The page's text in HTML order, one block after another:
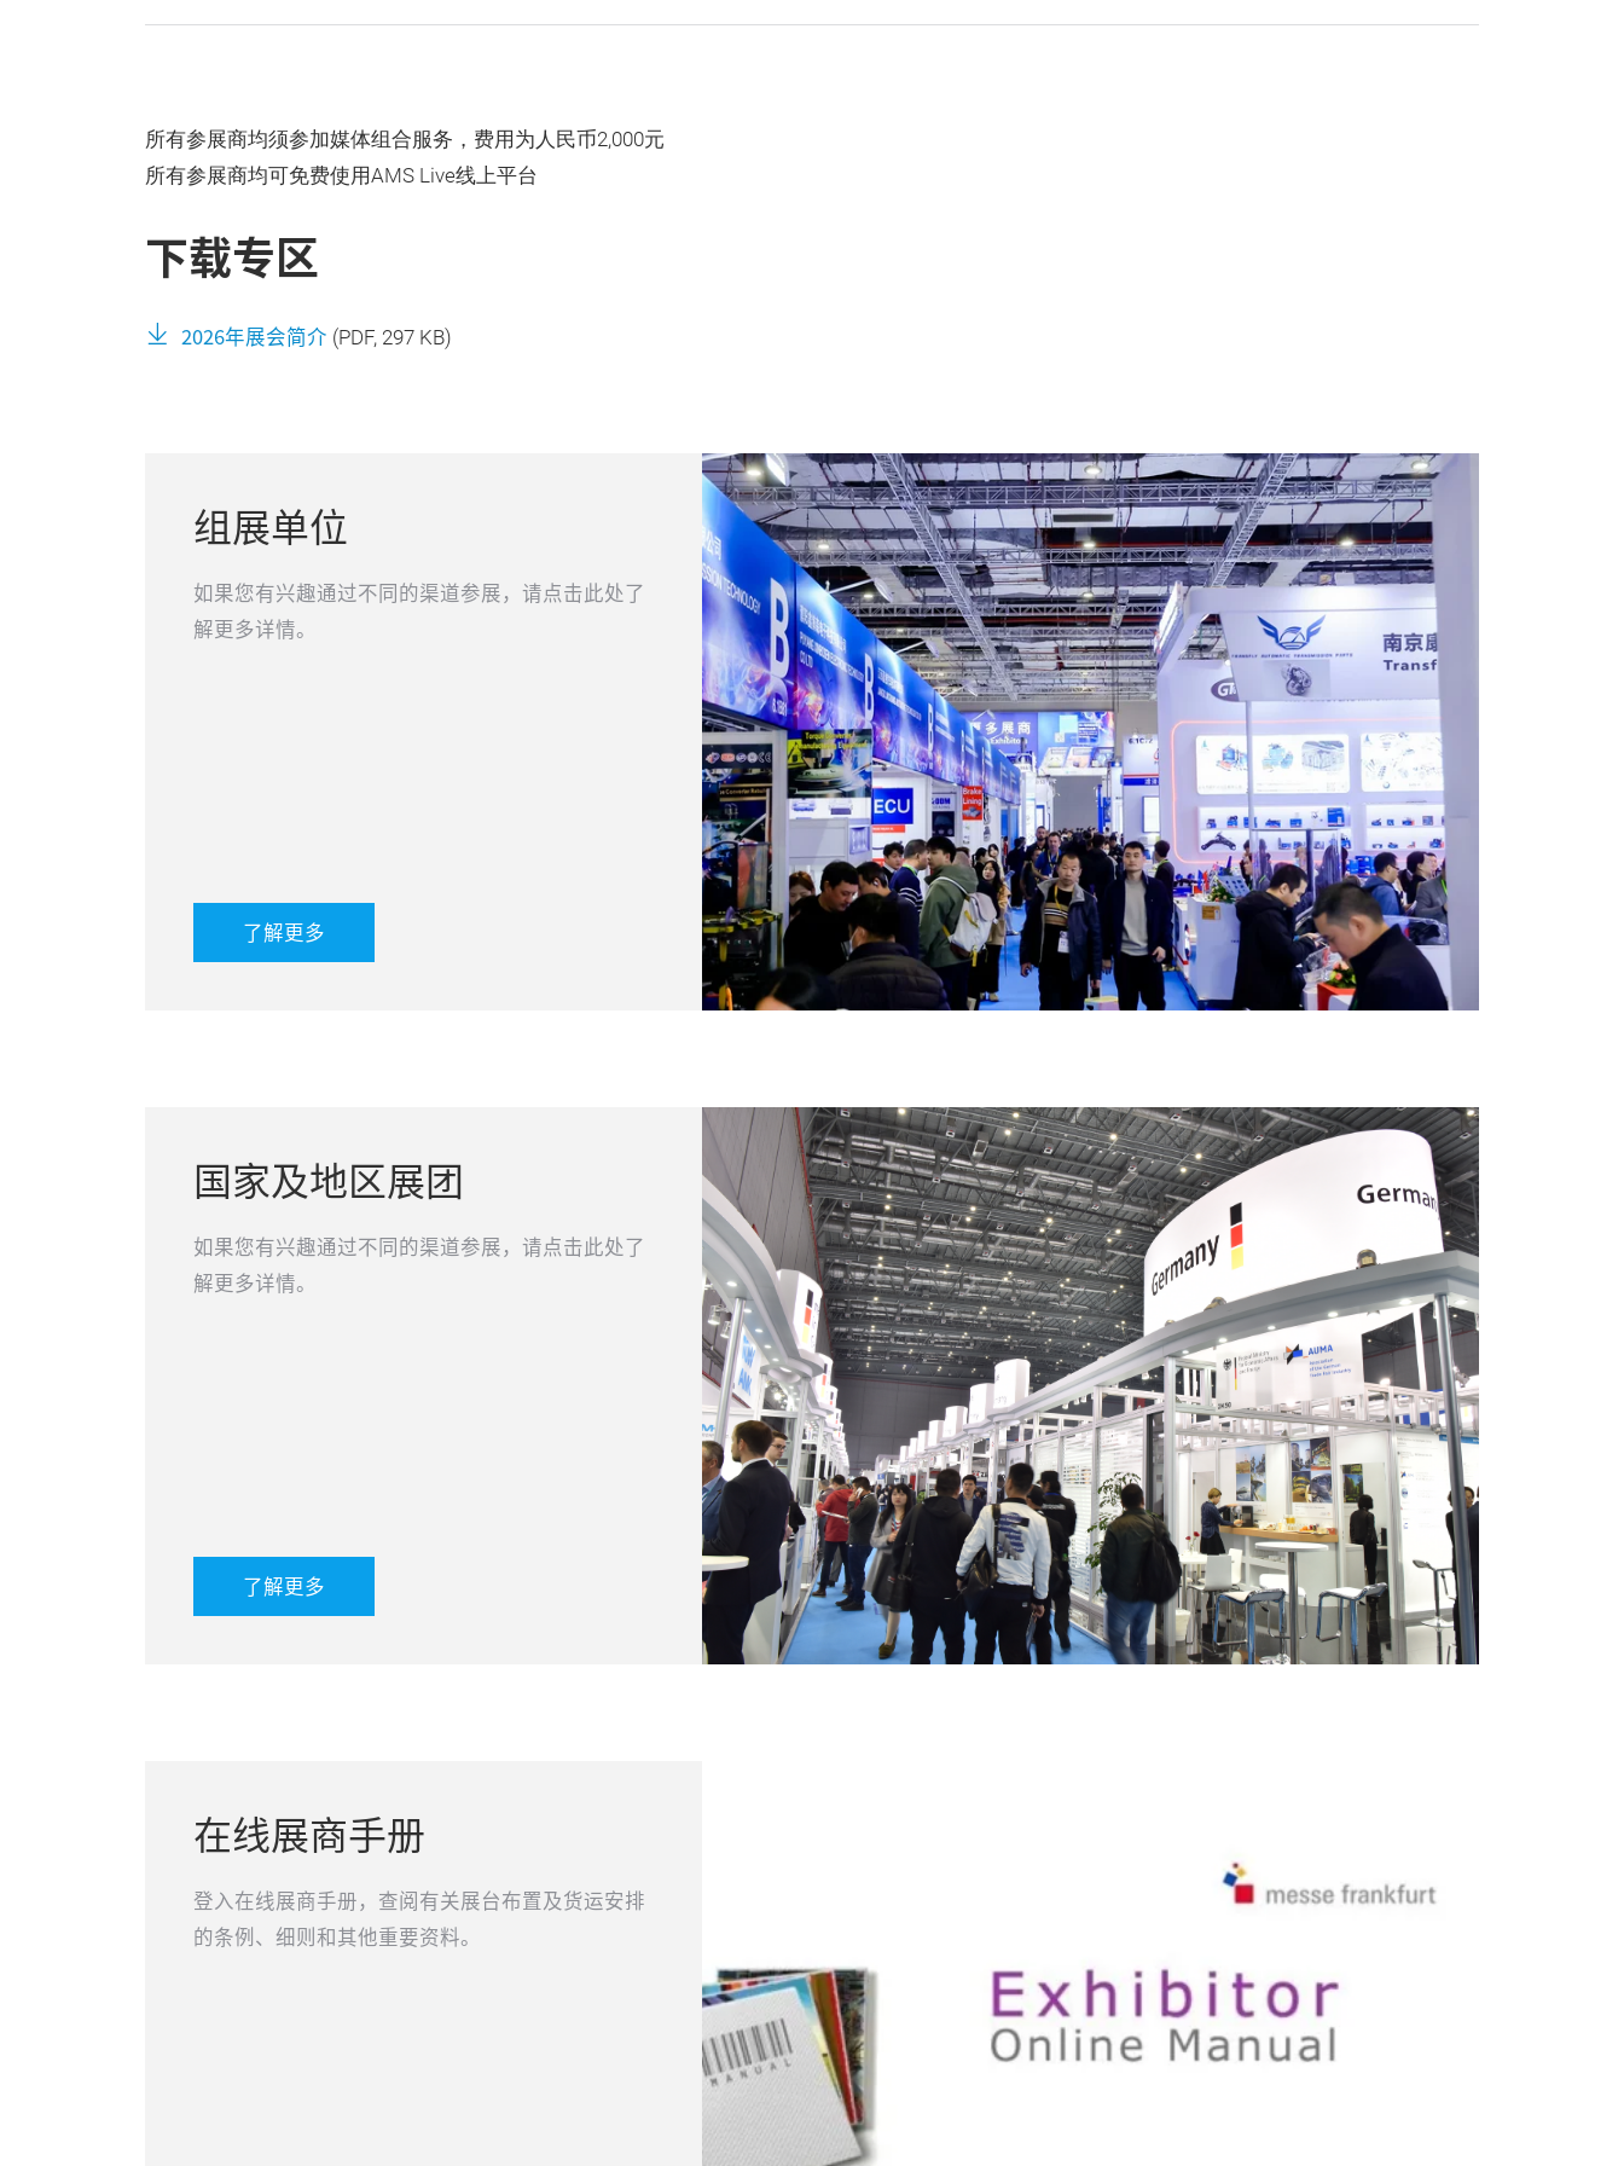
所有参展商均须参加媒体组合服务，费用为人民币2,000元
所有参展商均可免费使用AMS Live线上平台
下载专区
2026年展会简介 (PDF, 297 KB)
组展单位
如果您有兴趣通过不同的渠道参展，请点击此处了
解更多详情。
了解更多
国家及地区展团
如果您有兴趣通过不同的渠道参展，请点击此处了
解更多详情。
了解更多
在线展商手册
登入在线展商手册，查阅有关展台布置及货运安排
的条例、细则和其他重要资料。